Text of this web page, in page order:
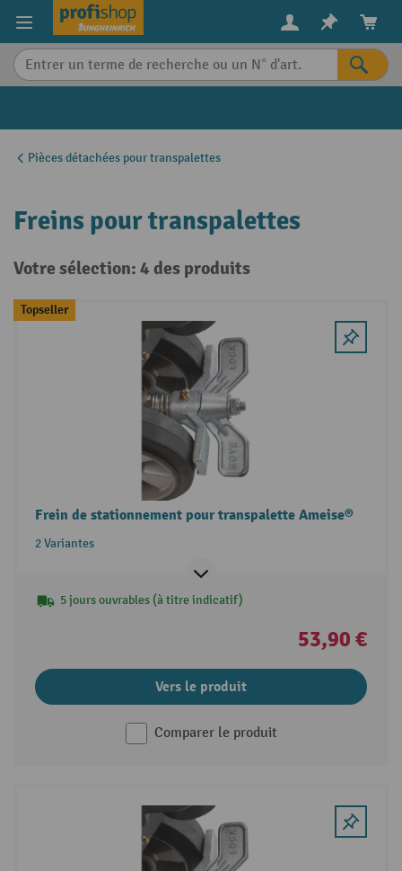
content
Pièces détachées pour transpalettes
Freins pour transpalettes
Votre sélection: 4 des produits
Topseller
Frein de stationnement pour transpalette Ameise®
2 Variantes
5 jours ouvrables (à titre indicatif)
53,90 €
Vers le produit
Comparer le produit